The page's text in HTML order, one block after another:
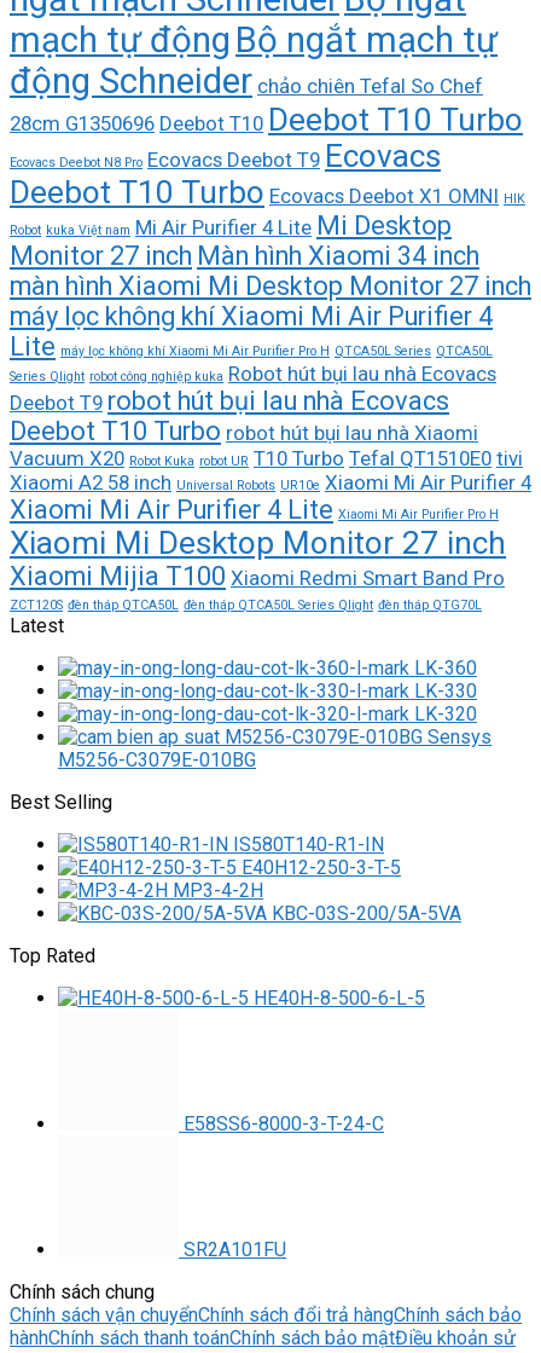
mạch tự động Bộ ngắt mạch tự
động Schneider chảo chiên Tefal So Chef
28cm G1350696 Deebot T10 Deebot T10 Turbo
Ecovacs Deebot N8 Pro Ecovacs Deebot T9 Ecovacs
Deebot T10 Turbo Ecovacs Deebot X1 OMNI HIK
Robot kuka Việt nam Mi Air Purifier 4 Lite Mi Desktop
Monitor 27 inch Màn hình Xiaomi 34 inch
màn hình Xiaomi Mi Desktop Monitor 27 inch
máy lọc không khí Xiaomi Mi Air Purifier 4
Lite máy lọc không khí Xiaomi Mi Air Purifier Pro H QTCA50L Series QTCA50L
Series Qlight robot công nghiệp kuka Robot hút bụi lau nhà Ecovacs
Deebot T9 robot hút bụi lau nhà Ecovacs
Deebot T10 Turbo robot hút bụi lau nhà Xiaomi
Vacuum X20 Robot Kuka robot UR T10 Turbo Tefal QT1510E0 tivi
Xiaomi A2 58 inch Universal Robots UR10e Xiaomi Mi Air Purifier 4
Xiaomi Mi Air Purifier 4 Lite Xiaomi Mi Air Purifier Pro H
Xiaomi Mi Desktop Monitor 27 inch
Xiaomi Mijia T100 Xiaomi Redmi Smart Band Pro
ZCT120S đèn tháp QTCA50L đèn tháp QTCA50L Series Qlight đèn tháp QTG70L
Latest
LK-360
LK-330
LK-320
M5256-C3079E-010BG
Best Selling
IS580T140-R1-IN
E40H12-250-3-T-5
MP3-4-2H
KBC-03S-200/5A-5VA
Top Rated
HE40H-8-500-6-L-5
E58SS6-8000-3-T-24-C
SR2A101FU
Chính sách chung
Chính sách vận chuyểnChính sách đổi trả hàngChính sách bảo
hànhChính sách thanh toánChính sách bảo mậtĐiều khoản sử